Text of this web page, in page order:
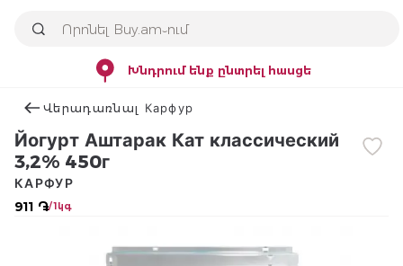
Խնդրում ենք ընտրել հասցե
Վերադառնալ Карфур
Йогурт Аштарак Кат классический
3,2% 450г
911 ֏/ 1կգ
КАРФУР